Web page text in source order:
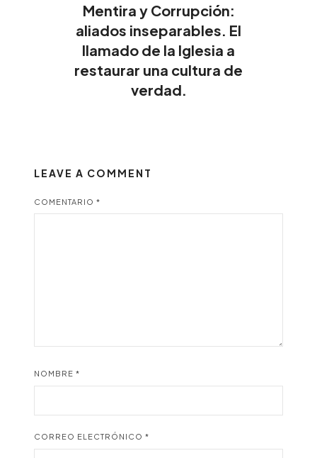
Mentira y Corrupción:
aliados inseparables. El
llamado de la Iglesia a
restaurar una cultura de
verdad.
LEAVE A COMMENT
COMENTARIO*
NOMBRE*
CORREO ELECTRÓNICO*